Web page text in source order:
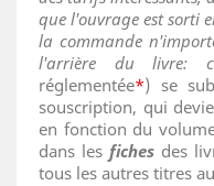
que l'ouvrage est sorti
la commande
l'arrière du livre:
réglementée*) se
souscription, qui
en fonction du
dans les fiches des
tous les autres titres